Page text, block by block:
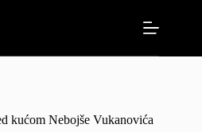
kućom Nebojše Vukanovića